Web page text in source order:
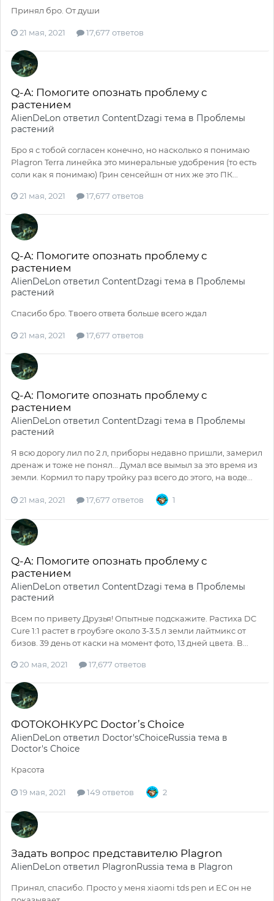
Принял бро. От души
21 мая, 2021 17,677 ответов
Q-A: Помогите опознать проблему с
растением
AlienDeLon ответил ContentDzagi тема в Проблемы
растений
Бро я с тобой согласен конечно, но насколько я понимаю
Plagron Terra линейка это минеральные удобрения (то есть
соли как я понимаю) Грин сенсейшн от них же это ПК...
21 мая, 2021 17,677 ответов
Q-A: Помогите опознать проблему с
растением
AlienDeLon ответил ContentDzagi тема в Проблемы
растений
Спасибо бро. Твоего ответа больше всего ждал
21 мая, 2021 17,677 ответов
Q-A: Помогите опознать проблему с
растением
AlienDeLon ответил ContentDzagi тема в Проблемы
растений
Я всю дорогу лил по 2 л, приборы недавно пришли, замерил
дренаж и тоже не понял... Думал все вымыл за это время из
земли. Кормил то пару тройку раз всего до этого, на воде...
21 мая, 2021 17,677 ответов 1
Q-A: Помогите опознать проблему с
растением
AlienDeLon ответил ContentDzagi тема в Проблемы
растений
Всем по привету Друзья! Опытные подскажите. Растиха DC
Cure 1:1 растет в гроубэге около 3-3.5 л земли лайтмикс от
бизов. 39 день от каски на момент фото, 13 дней цвета. В...
20 мая, 2021 17,677 ответов
ФОТОКОНКУРС Doctor’s Choice
AlienDeLon ответил Doctor'sChoiceRussia тема в
Doctor's Choice
Красота
19 мая, 2021 149 ответов 2
Задать вопрос представителю Plagron
AlienDeLon ответил PlagronRussia тема в Plagron
Принял, спасибо. Просто у меня xiaomi tds pen и EC он не